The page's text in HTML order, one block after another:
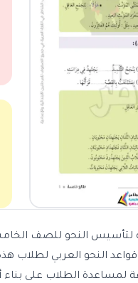
النحو العربي لطلاب
لمساعدة الطلاب على